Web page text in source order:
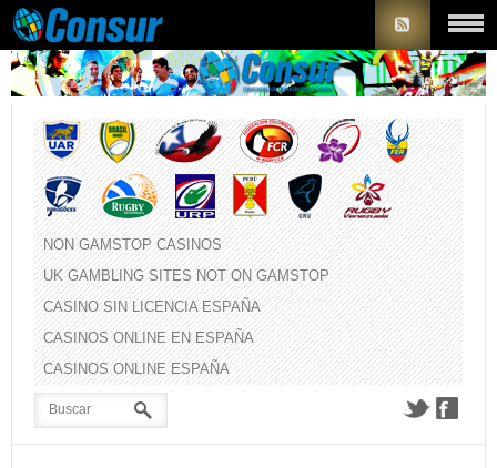
NON GAMSTOP CASINOS
UK GAMBLING SITES NOT ON GAMSTOP
CASINO SIN LICENCIA ESPAÑA
CASINOS ONLINE EN ESPAÑA
CASINOS ONLINE ESPAÑA